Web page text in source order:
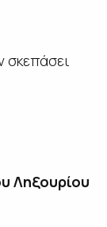
σκεπάσει
Ληξουρίου